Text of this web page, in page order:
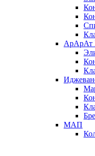
АрАрАт
МАП